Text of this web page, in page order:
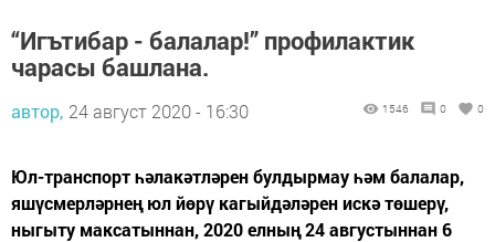
“Игътибар - балалар!” профилактик
чарасы башлана.
автор, 24 август 2020 - 16:30 1546 0 0
Юл-транспорт һәлакәтләрен булдырмау һәм балалар,
яшүсмерләрнең юл йөрү кагыйдәләрен искә төшерү,
ныгыту максатыннан, 2020 елның 24 августыннан 6